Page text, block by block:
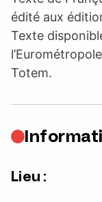
édité aux
Texte
Totem.
Lieu :